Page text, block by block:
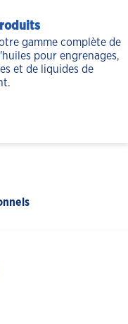
gamme complète de
pour engrenages,
et de liquides de